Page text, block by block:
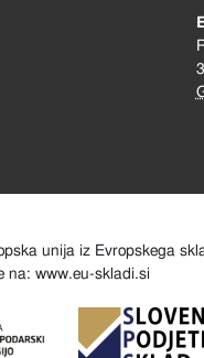
unija iz Evropskega
na: www.eu-skladi.si